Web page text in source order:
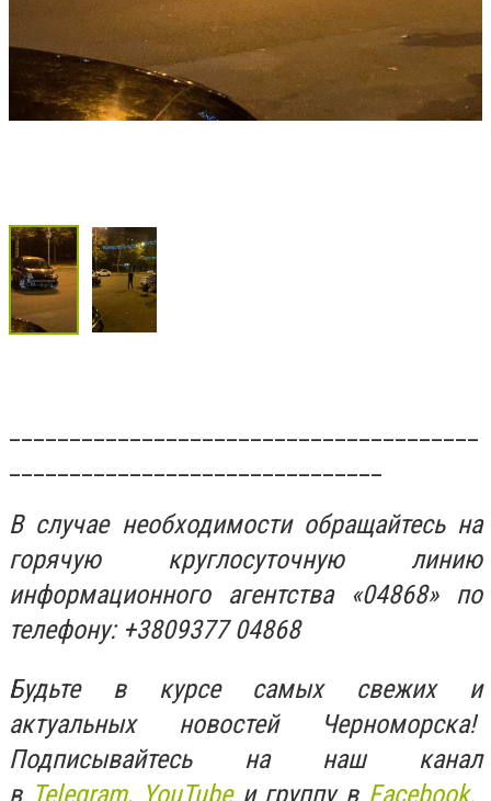
В случае необходимости обращайтесь на
горячую круглосуточную линию
информационного агентства «04868» по
телефону: +3809377 04868
Будьте в курсе самых свежих и
актуальных новостей Черноморска!
Подписывайтесь на наш канал
в Telegram, YouTubeи группу в Facebook.